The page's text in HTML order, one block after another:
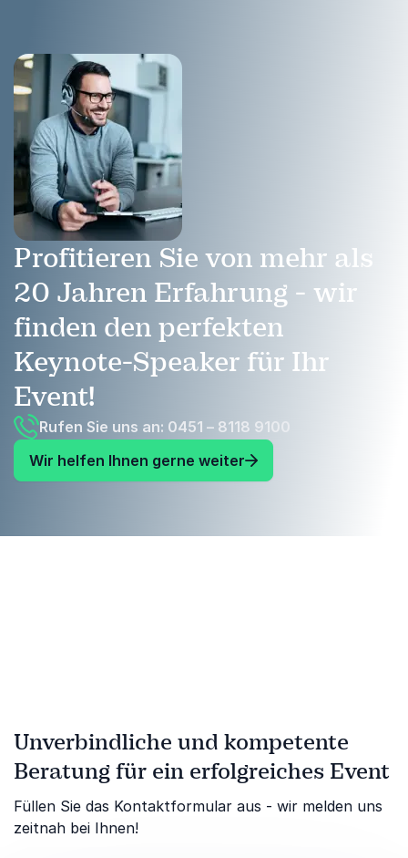
Profitieren Sie von mehr als
20 Jahren Erfahrung - wir
finden den perfekten
Keynote-Speaker für Ihr
Event!
Rufen Sie uns an: 0451 – 8118 9100
Wir helfen Ihnen gerne weiter
Unverbindliche und kompetente
Beratung für ein erfolgreiches Event
Füllen Sie das Kontaktformular aus - wir melden uns
zeitnah bei Ihnen!